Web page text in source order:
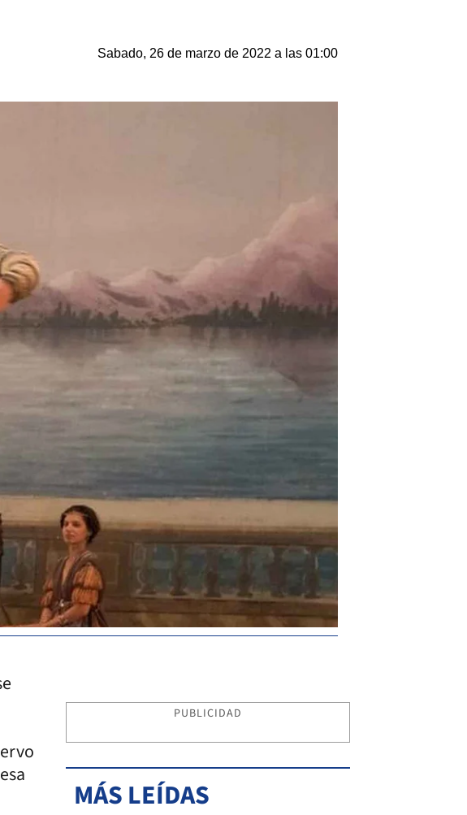
Sabado, 26 de marzo de 2022 a las 01:00
PUBLICIDAD
MÁS LEÍDAS